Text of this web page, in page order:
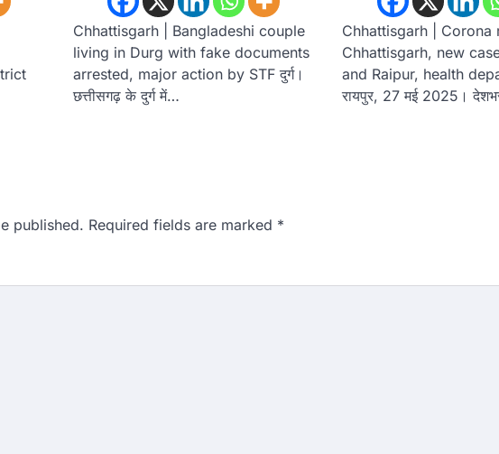
Chhattisgarh | Bangladeshi couple
living in Durg with fake documents
arrested, major action by STF दुर्ग।
छत्तीसगढ़ के दुर्ग में…
Chhattisgarh | Corona
Chhattisgarh, new
and Raipur, health
रायपुर, 27 मई 2025।
published. Required fields are marked *